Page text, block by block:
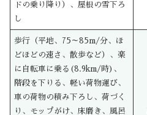
ドの乗り降り）、屋根の雪下ろ
し
歩行（平地、75～85m/分、ほ
どほどの速さ、散歩など）、楽
に自転車に乗る(8.9km/時)、
階段を下りる、軽い荷物運び、
車の荷物の積み下ろし、荷づく
り、モップがけ、床磨き、風呂